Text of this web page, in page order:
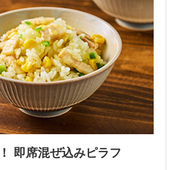
即席混ぜ込みピラフ